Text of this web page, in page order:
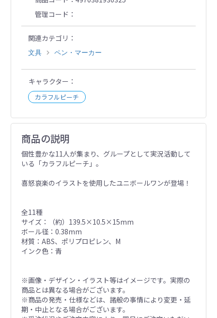
管理コード
関連カテゴリ
文具 ペン・マーカー
キャラクター
カラフルピーチ
商品の説明
個性豊かな11人が集まり、グループとして実況活動して
いる「カラフルピーチ」。
喜怒哀楽のイラストを使用したユニボールワンが登場！
全11種
サイズ：（約）139.5×10.5×15mm
ボール径：0.38mm
材質：ABS、ポリプロピレン、M
インク色：青
※画像・デザイン・イラスト等はイメージです。実際の
商品とは異なる場合がございます。
※商品の発売・仕様などは、諸般の事情により変更・延
期・中止となる場合がございます。